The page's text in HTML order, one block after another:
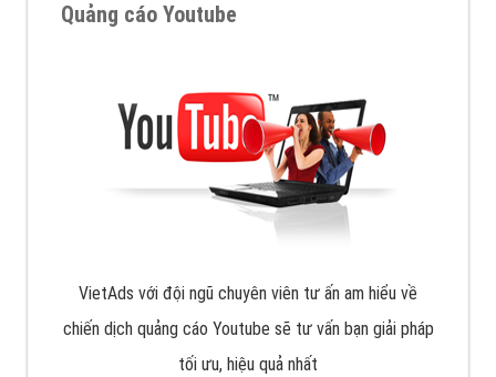
Quảng cáo Youtube
VietAds với đội ngũ chuyên viên tư ấn am hiểu về
chiến dịch quảng cáo Youtube sẽ tư vấn bạn giải pháp
tối ưu, hiệu quả nhất